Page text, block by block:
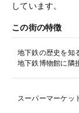
しています。
この街の特徴
地下鉄の歴史を知
地下鉄博物館に隣
スーパーマーケッ